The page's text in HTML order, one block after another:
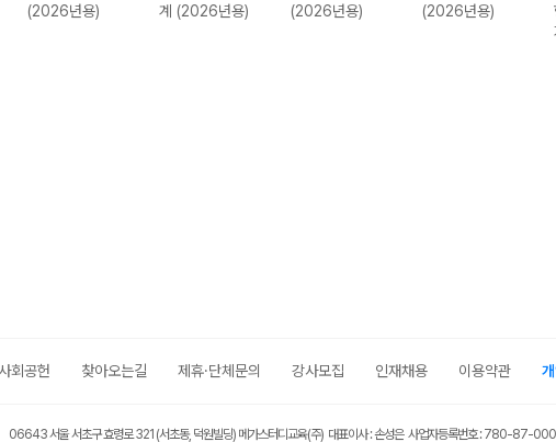
(2026년용)
계 (2026년용)
(2026년용)
(2026년용)
사회공헌 찾아오는길 제휴·단체문의 강사모집 인재채용 이용약관
06643 서울 서초구 효령로 321 (서초동, 덕원빌딩) 메가스터디교육(주) 대표이사 : 손성은 사업자등록번호 : 780-87-